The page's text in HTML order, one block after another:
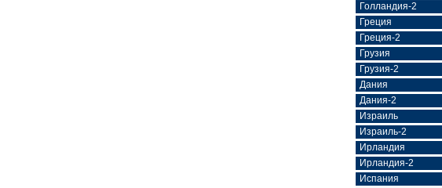
Голландия-2
Греция
Греция-2
Грузия
Грузия-2
Дания
Дания-2
Израиль
Израиль-2
Ирландия
Ирландия-2
Испания